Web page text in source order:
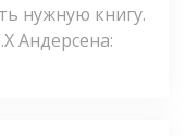
нужную книгу.
Андерсена: